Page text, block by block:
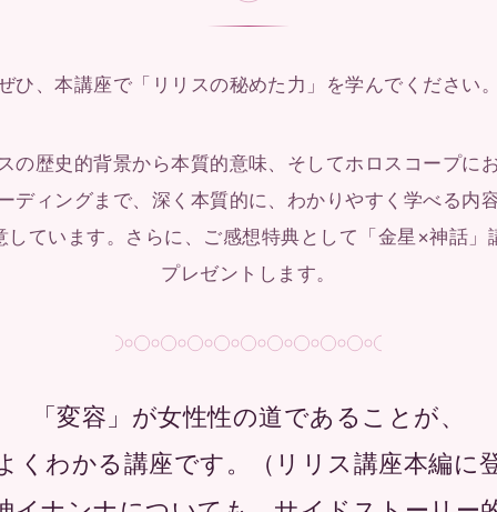
ひ、本講座で 「リリスの秘めた力」を学んでください。
の歴史的背景から本質的意味、 そしてホロスコープに
ディングまで、 深く本質的に、 わかりやすく学べる内
しています。 さらに、ご感想特典として 「金星×神話」
プレゼントします。
「変容」が女性性の道であることが、
くわかる講座です。
（リリス講座本編に